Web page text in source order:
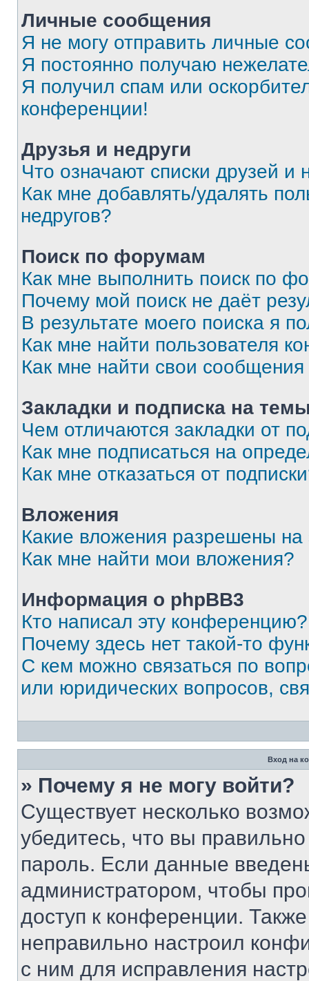
Личные сообщения
Я не могу отправить личные
Я постоянно получаю
Я получил спам или
конференции!
Друзья и недруги
Что означают списки друзей и
Как мне добавлять/удалять
недругов?
Поиск по форумам
Как мне выполнить поиск по
Почему мой поиск не даёт
В результате моего поиска я
Как мне найти пользователя
Как мне найти свои
Закладки и подписка на
Чем отличаются закладки от
Как мне подписаться на
Как мне отказаться от
Вложения
Какие вложения разрешены
Как мне найти мои вложения?
Информация о phpBB3
Кто написал эту конференцию?
Почему здесь нет такой-то
С кем можно связаться по
или юридических вопросов,
Вход на
» Почему я не могу войти?
Существует несколько
убедитесь, что вы
пароль. Если данные
администратором, чтобы
доступ к конференции.
неправильно настроил
с ним для исправления